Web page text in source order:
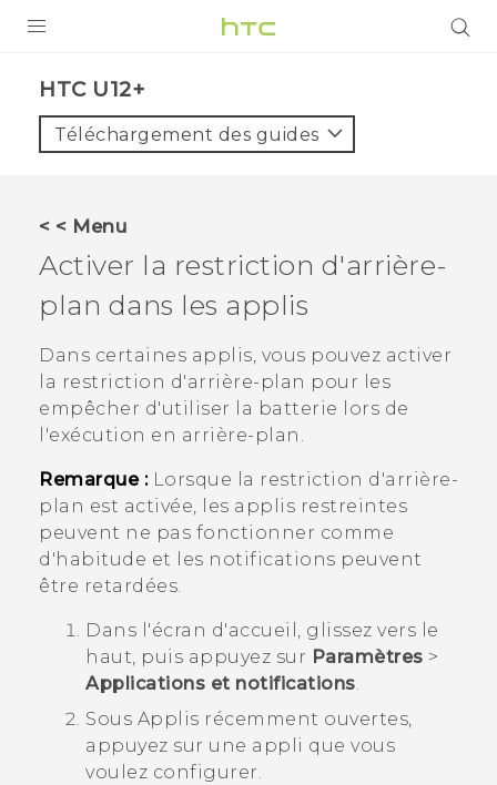
VIVE
VIVERSE
SUPPORT
Appareils HTC & Accessoires
Achat & Règlement Questions
HTC U12+‎
Téléchargement des guides
< < Menu
Activer la restriction d'arrière-
plan dans les applis
Dans certaines applis, vous pouvez activer
la restriction d'arrière-plan pour les
empêcher d'utiliser la batterie lors de
l'exécution en arrière-plan.
Remarque :Lorsque la restriction d'arrière-
plan est activée, les applis restreintes
peuvent ne pas fonctionner comme
d'habitude et les notifications peuvent
être retardées.
Dans l'écran d'accueil , glissez vers le
haut, puis appuyez sur Paramètres >
Applications et notifications.
Sous Applis récemment ouvertes,
appuyez sur une appli que vous
voulez configurer.